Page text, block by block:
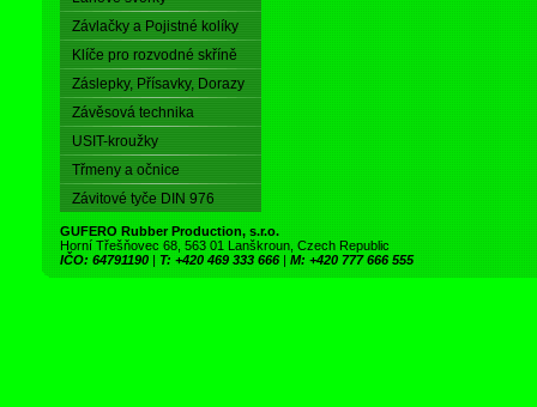
Závlačky a Pojistné kolíky
Klíče pro rozvodné skříně
Záslepky, Přísavky, Dorazy
Závěsová technika
USIT-kroužky
Třmeny a očnice
Závitové tyče DIN 976
GUFERO Rubber Production, s.r.o.
Horní Třešňovec 68, 563 01 Lanškroun, Czech Republic
IČO: 64791190 | T: +420 469 333 666 | M: +420 777 666 555